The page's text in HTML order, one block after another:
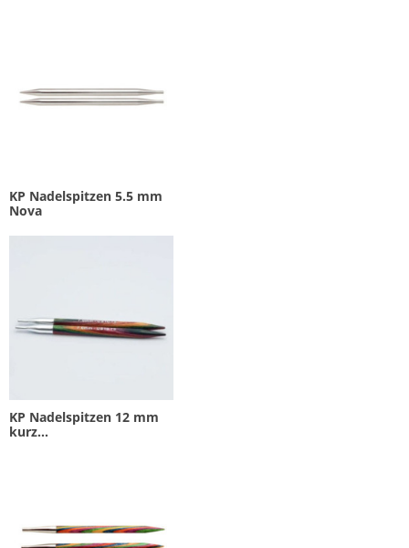
KP Nadelspitzen 5.5 mm
Nova
KP Nadelspitzen 12 mm
kurz...